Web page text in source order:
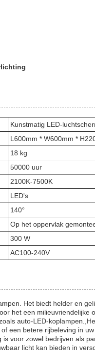
Kunstmatig LED-
L600mm * W600mm *
18 kg
50000 uur
2100K-7500K
LED's
140°
Op het oppervlak
300 W
AC100-240V
Het biedt helder en
het een
auto-LED-
een betere rijbeleving in
voor zowel bedrijven als
licht kan bieden in